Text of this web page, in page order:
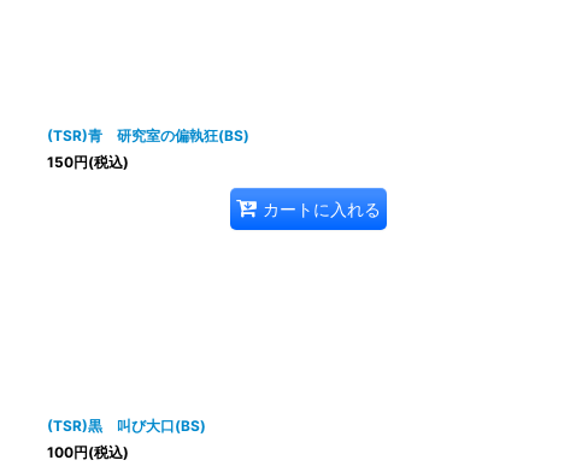
(TSR)青 研究室の偏執狂(BS)
150円(税込)
カートに入れる
(TSR)黒 叫び大口(BS)
100円(税込)